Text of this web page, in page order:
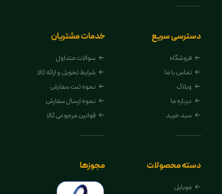
دسترسی سریع
فروشگاه
تماس با ما
وبلاگ
درباره ما
سبد خرید
خدمات مشتریان
سوالات متداول
شرایط تحویل و ارائه کالا
نحوه ثبت سفارش
نحوه ارسال سفارش
قوانین مرجوعی کالا
دسته محصولات
موبایل
مجوزها